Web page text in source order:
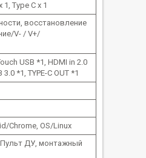
Type C х 1
восстановление
V- / V+/
USB *1, HDMI in 2.0
*1, TYPE-C OUT *1
Chrome, OS/Linux
Пульт ДУ, монтажный